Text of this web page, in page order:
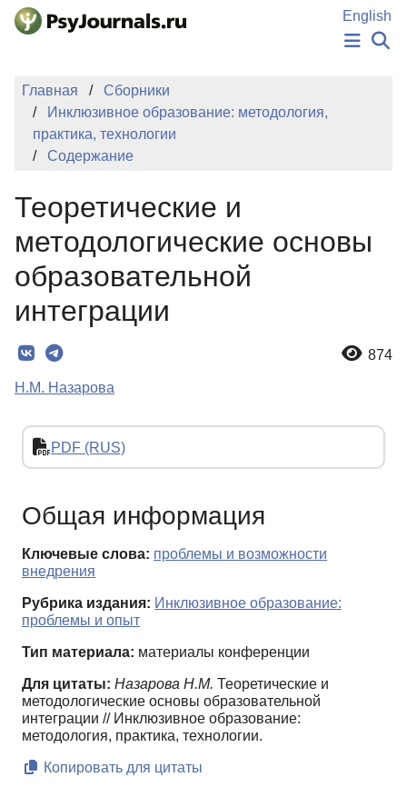
Перейти к основному содержанию
English
НОВОСТИ
Регистрация
Главная
Сборники
Инклюзивное образование: методология,
практика, технологии
Содержание
Теоретические и
методологические основы
образовательной
интеграции
874
Н.М. Назарова
PDF (RUS)
Общая информация
Ключевые слова: проблемы и возможности
внедрения
Рубрика издания: Инклюзивное образование:
проблемы и опыт
Тип материала: материалы конференции
Для цитаты: Назарова Н.М. Теоретические и
методологические основы образовательной
интеграции // Инклюзивное образование:
методология, практика, технологии.
Копировать для цитаты